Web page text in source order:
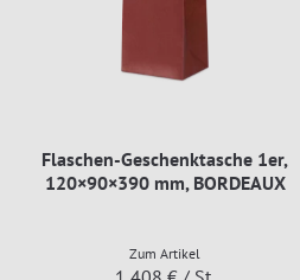
Flaschen-Geschenktasche 1er,
120×90×390 mm, BORDEAUX
Zum Artikel